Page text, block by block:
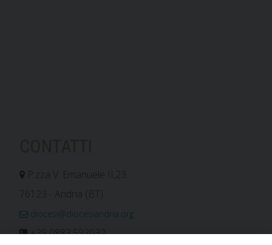
P.zza V. Emanuele II,23
76123 - Andria (BT)
diocesi@diocesiandria.org
+39 0883.593032